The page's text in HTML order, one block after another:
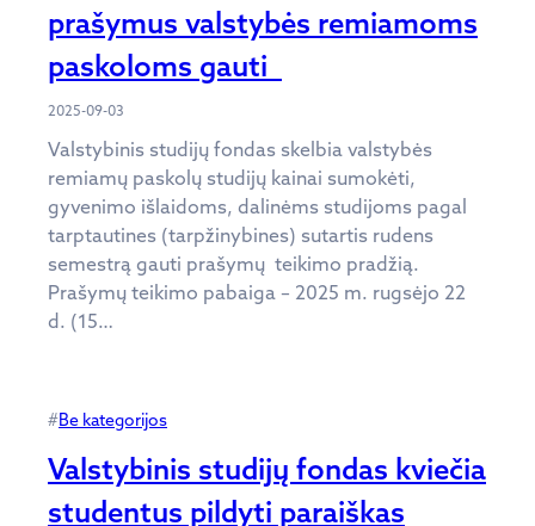
prašymus valstybės remiamoms
paskoloms gauti
2025-09-03
Valstybinis studijų fondas skelbia valstybės
remiamų paskolų studijų kainai sumokėti,
gyvenimo išlaidoms, dalinėms studijoms pagal
tarptautines (tarpžinybines) sutartis rudens
semestrą gauti prašymų teikimo pradžią.
Prašymų teikimo pabaiga – 2025 m. rugsėjo 22
d. (15…
#Be kategorijos
Valstybinis studijų fondas kviečia
studentus pildyti paraiškas